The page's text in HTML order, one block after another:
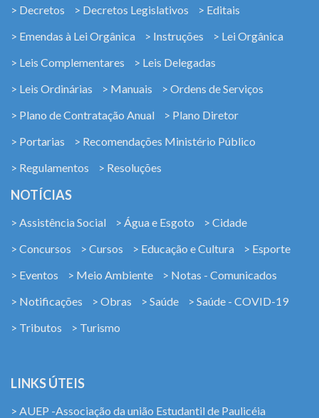
> Decretos
> Decretos Legislativos
> Editais
> Emendas à Lei Orgânica
> Instruções
> Lei Orgânica
> Leis Complementares
> Leis Delegadas
> Leis Ordinárias
> Manuais
> Ordens de Serviços
> Plano de Contratação Anual
> Plano Diretor
> Portarias
> Recomendações Ministério Público
> Regulamentos
> Resoluções
NOTÍCIAS
> Assistência Social > Água e Esgoto
> Cidade
> Concursos
> Cursos > Educação e Cultura
> Esporte
> Eventos
> Meio Ambiente
> Notas - Comunicados
> Notificações
> Obras > Saúde
> Saúde - COVID-19
> Tributos
> Turismo
LINKS ÚTEIS
> AUEP -Associação da união Estudantil de Paulicéia